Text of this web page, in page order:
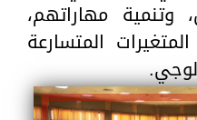
وتنمية مهاراتهم،
المتسارعة